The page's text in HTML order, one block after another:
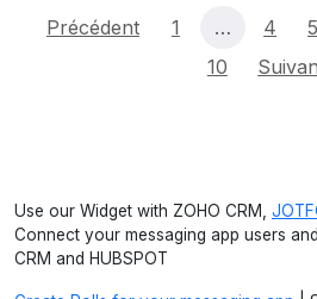
Précédent 1 … 4 5
10
Use our Widget with ZOHO CRM,
Connect your messaging app users
CRM and HUBSPOT